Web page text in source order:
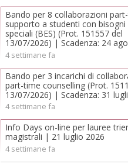
Bando per 8 collaborazioni part-time di
supporto a studenti con bisogni
speciali (BES) (Prot. 151557 del
13/07/2026) | Scadenza: 24
4 settimane fa
Bando per 3 incarichi di collaborazione
part-time counselling (Prot.
13/07/2026) | Scadenza: 31
4 settimane fa
Info Days on-line per lauree triennali e
magistrali | 21 luglio 2026
4 settimane fa